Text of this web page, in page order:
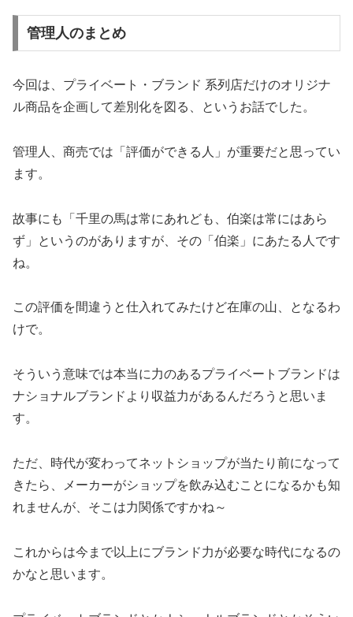
管理人のまとめ
今回は、プライベート・ブランド 系列店だけのオリジナ
ル商品を企画して差別化を図る、というお話でした。
管理人、商売では「評価ができる人」が重要だと思ってい
ます。
故事にも「千里の馬は常にあれども、伯楽は常にはあら
ず」というのがありますが、その「伯楽」にあたる人です
ね。
この評価を間違うと仕入れてみたけど在庫の山、となるわ
けで。
そういう意味では本当に力のあるプライベートブランドは
ナショナルブランドより収益力があるんだろうと思いま
す。
ただ、時代が変わってネットショップが当たり前になって
きたら、メーカーがショップを飲み込むことになるかも知
れませんが、そこは力関係ですかね～
これからは今まで以上にブランド力が必要な時代になるの
かなと思います。